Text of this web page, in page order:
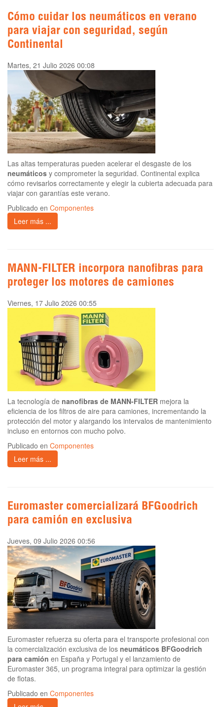
Cómo cuidar los neumáticos en verano
para viajar con seguridad, según
Continental
Martes, 21 Julio 2026 00:08
Las altas temperaturas pueden acelerar el desgaste de los
neumáticos y comprometer la seguridad. Continental explica
cómo revisarlos correctamente y elegir la cubierta adecuada para
viajar con garantías este verano.
Publicado en Componentes
Leer más ...
MANN-FILTER incorpora nanofibras para
proteger los motores de camiones
Viernes, 17 Julio 2026 00:55
La tecnología de nanofibras de MANN-FILTER mejora la
eficiencia de los filtros de aire para camiones, incrementando la
protección del motor y alargando los intervalos de mantenimiento
incluso en entornos con mucho polvo.
Publicado en Componentes
Leer más ...
Euromaster comercializará BFGoodrich
para camión en exclusiva
Jueves, 09 Julio 2026 00:56
Euromaster refuerza su oferta para el transporte profesional con
la comercialización exclusiva de los neumáticos BFGoodrich
para camión en España y Portugal y el lanzamiento de
Euromaster 365, un programa integral para optimizar la gestión
de flotas.
Publicado en Componentes